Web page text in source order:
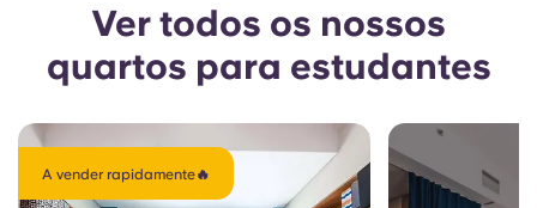
Ver todos os nossos
quartos para estudantes
A vender rapidamente🔥